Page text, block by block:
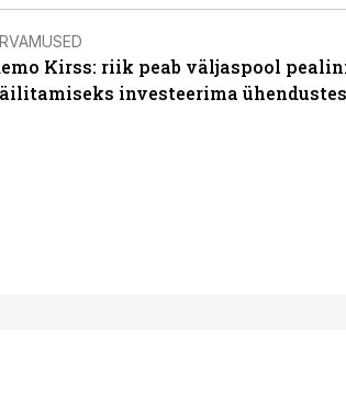
Kirss: riik peab väljaspool
investeerima